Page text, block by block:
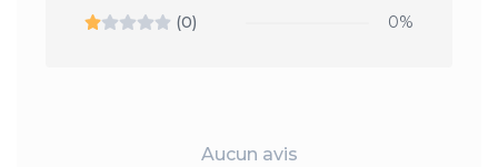
(0)
0%
Aucun avis